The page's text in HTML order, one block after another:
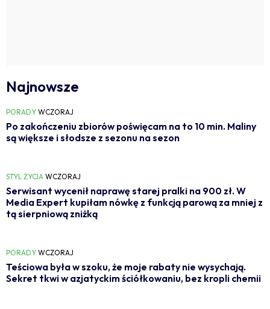
Najnowsze
PORADY WCZORAJ
Po zakończeniu zbiorów poświęcam na to 10 min. Maliny
są większe i słodsze z sezonu na sezon
STYL ŻYCIA WCZORAJ
Serwisant wycenił naprawę starej pralki na 900 zł. W
Media Expert kupiłam nówkę z funkcją parową za mniej z
tą sierpniową zniżką
PORADY WCZORAJ
Teściowa była w szoku, że moje rabaty nie wysychają.
Sekret tkwi w azjatyckim ściółkowaniu, bez kropli chemii